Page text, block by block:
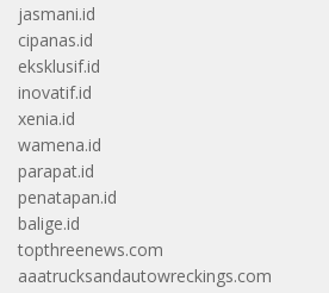
jasmani.id
cipanas.id
eksklusif.id
inovatif.id
xenia.id
wamena.id
parapat.id
penatapan.id
balige.id
topthreenews.com
aaatrucksandautowreckings.com